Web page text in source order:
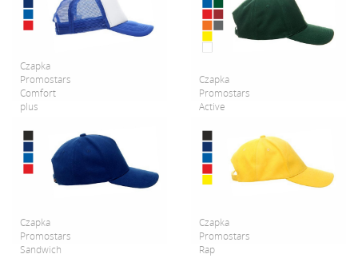
Czapka
Promostars
Comfort
plus
Czapka
Promostars
Active
Czapka
Promostars
Sandwich
Czapka
Promostars
Rap